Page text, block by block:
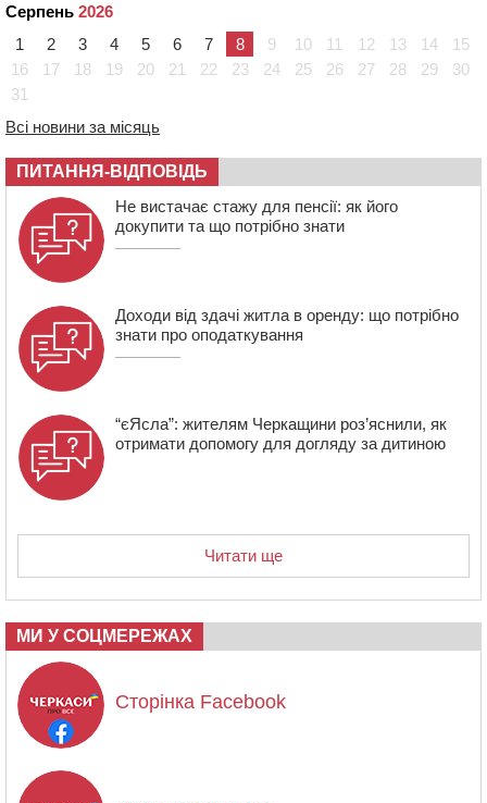
10:54
уп’ятеро з початку повномасштабної війни
10:15
У Черкасах водій Audi Q5 спричинив аварію, не
09:42 “Черкасиводоканал” пропонує підвищити
09:08 Встановити гойдалки, карусель і закупити іграшки: у
Черкасах просять покращити умови в дитсадку
Серпень 2026
1
2 3 4 5 6 7 8 9 10 11 12 13 14
15
16
17 18 19 20 21 22 23 24 25 26 27 28 29
30
31
Всі новини за місяць
ПИТАННЯ-ВІДПОВІДЬ
Не вистачає стажу для пенсії: як його
докупити та що потрібно знати
Доходи від здачі житла в оренду: що потрібно
знати про оподаткування
“єЯсла”: жителям Черкащини роз’яснили, як
отримати допомогу для догляду за дитиною
Читати ще
МИ У СОЦМЕРЕЖАХ
Сторінка Facebook